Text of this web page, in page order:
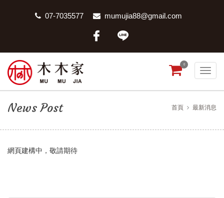
07-7035577 mumujia88@gmail.com
0
News Post 首頁 最新消息
網頁建構中，敬請期待